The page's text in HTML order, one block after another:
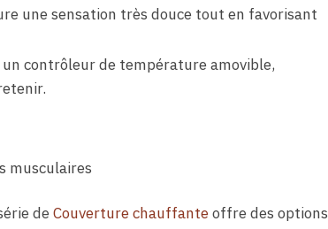
une sensation très douce tout en favorisant
contrôleur de température amovible,
musculaires
deCouverture chauffanteoffre des options